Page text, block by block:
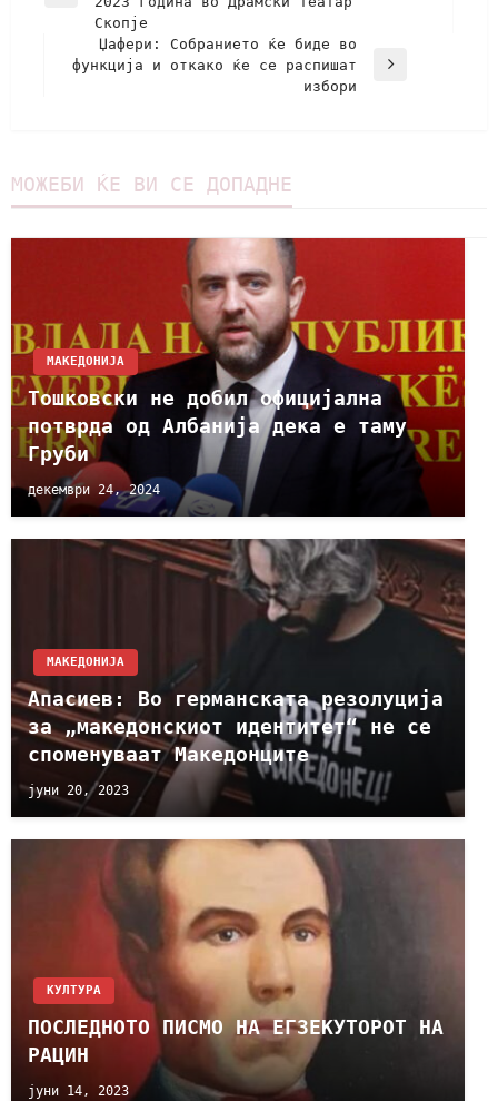
Скопје
Џафери: Собранието ќе биде во
функција и откако ќе се распишат
избори
МОЖЕБИ ЌЕ ВИ СЕ ДОПАДНЕ
МАКЕДОНИЈА
Тошковски не добил официјална
потврда од Албанија дека е таму
Груби
декември 24, 2024
МАКЕДОНИЈА
Апасиев: Во германската резолуција
за „македонскиот идентитет“ не се
споменуваат Македонците
јуни 20, 2023
КУЛТУРА
ПОСЛЕДНОТО ПИСМО НА ЕГЗЕКУТОРОТ НА
РАЦИН
јуни 14, 2023